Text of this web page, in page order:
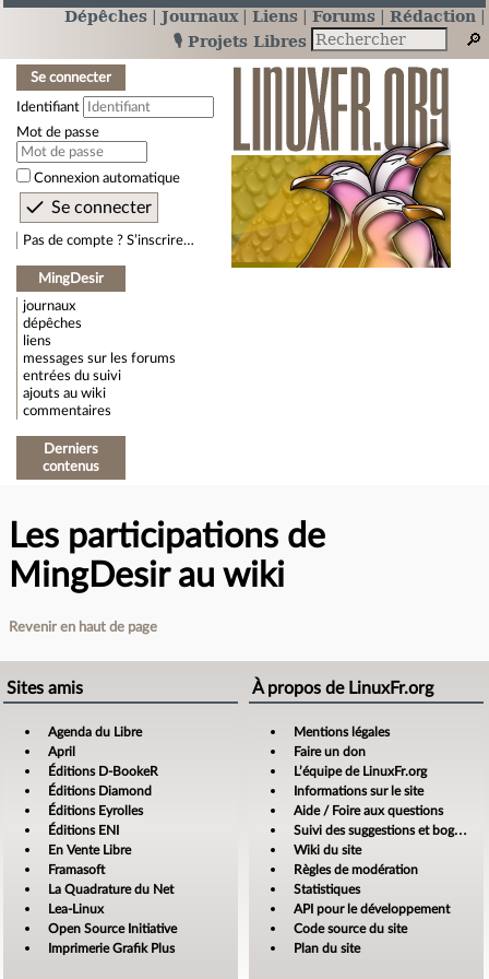
Dépêches Journaux Liens Forums
Rédaction
🎙️ Projets Libres
Se connecter
Identifiant
Mot de passe
Connexion automatique
Pas de compte ? S’inscrire…
MingDesir
journaux
dépêches
liens
messages sur les forums
entrées du suivi
ajouts au wiki
commentaires
Derniers
contenus
Les participations de
MingDesir au wiki
Revenir en haut de page
Sites amis
Agenda du Libre
April
Éditions D-BookeR
Éditions Diamond
Éditions Eyrolles
Éditions ENI
En Vente Libre
Framasoft
La Quadrature du Net
Lea-Linux
Open Source Initiative
Imprimerie Grafik Plus
À propos de LinuxFr.org
Mentions légales
Faire un don
L’équipe de LinuxFr.org
Informations sur le site
Aide / Foire aux questions
Suivi des suggestions et bogues
Wiki du site
Règles de modération
Statistiques
API pour le développement
Code source du site
Plan du site